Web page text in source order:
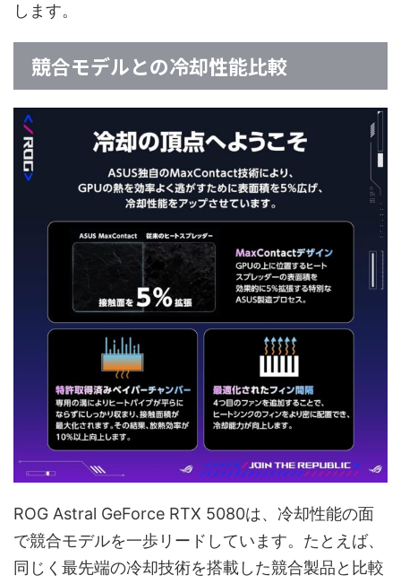
します。
競合モデルとの冷却性能比較
ROG Astral GeForce RTX 5080は、冷却性能の面
で競合モデルを一歩リードしています。たとえば、
同じく最先端の冷却技術を搭載した競合製品と比較